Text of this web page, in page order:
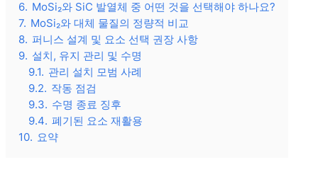
6. MoSi₂와 SiC 발열체 중 어떤 것을 선택해야 하나요?
7. MoSi₂와 대체 물질의 정량적 비교
8. 퍼니스 설계 및 요소 선택 권장 사항
9. 설치, 유지 관리 및 수명
9.1. 관리 설치 모범 사례
9.2. 작동 점검
9.3. 수명 종료 징후
9.4. 폐기된 요소 재활용
10. 요약